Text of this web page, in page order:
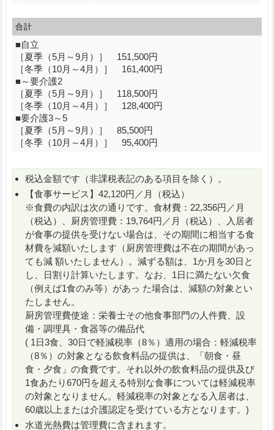
合計
■自立
［夏季（5月～9月）］ 151,500円
［冬季（10月～4月）］ 161,400円
■～要介護2
［夏季（5月～9月）］ 118,500円
［冬季（10月～4月）］ 128,400円
■要介護3～5
［夏季（5月～9月）］ 85,500円
［冬季（10月～4月）］ 95,400円
税込金額です（非課税表記のある項目を除く）。
【食事サービス】42,120円／月（税込）
※食費の内訳は次の通りです。食材費：22,356円／月
（税込）、厨房管理費：19,764円／月（税込）、入居者
が食事の提供を受けない場合は、その期間に相当する食
材費を減額いたします（厨房管理費は不在の期間があっ
ても減 額いたしません）。減ずる額は、1か月を30日と
し、日割り計算いたします。なお、1日に満たない欠食
（例えば1食のみ等）があっ た場合は、減額の対象とい
たしません。
厨房管理費使途：栄養士その他食事部門の人件費、設
備・調理具・食器等の備品代
( 1日3食、30日で軽減税率（8％）適用の場合：軽減税率
（8％）の対象となる飲食料品の提供は、「朝食・昼
食・夕食」の食費です。それ以外の飲食料品の提供及び
1食あたり670円を超える特別な食事については軽減税率
の対象となりません。軽減税率の対象となる入居者は、
60歳以上または介護認定を受けている方となります。)
水道光熱費は管理費に含まれます。